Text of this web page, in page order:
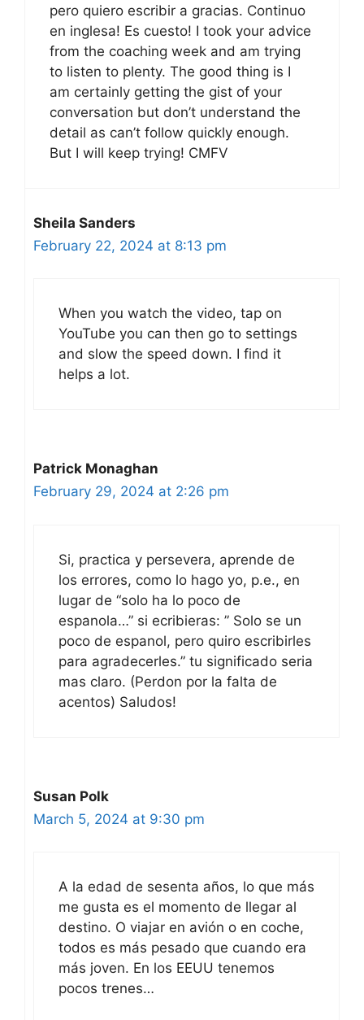
pero quiero escribir a gracias. Continuo
en inglesa! Es cuesto! I took your advice
from the coaching week and am trying
to listen to plenty. The good thing is I
am certainly getting the gist of your
conversation but don’t understand the
detail as can’t follow quickly enough.
But I will keep trying! CMFV
Sheila Sanders
February 22, 2024 at 8:13 pm
When you watch the video, tap on
YouTube you can then go to settings
and slow the speed down. I find it
helps a lot.
Patrick Monaghan
February 29, 2024 at 2:26 pm
Si, practica y persevera, aprende de
los errores, como lo hago yo, p.e., en
lugar de “solo ha lo poco de
espanola…” si ecribieras: ” Solo se un
poco de espanol, pero quiro escribirles
para agradecerles.” tu significado seria
mas claro. (Perdon por la falta de
acentos) Saludos!
Susan Polk
March 5, 2024 at 9:30 pm
A la edad de sesenta años, lo que más
me gusta es el momento de llegar al
destino. O viajar en avión o en coche,
todos es más pesado que cuando era
más joven. En los EEUU tenemos
pocos trenes…